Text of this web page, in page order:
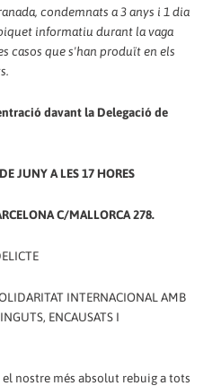
condemnats a 3 anys i 1 dia
informatiu durant la vaga
casos que s'han produït en els
davant la Delegació de
JUNY A LES 17 HORES
C/MALLORCA 278.
INTERNACIONAL AMB
ENCAUSATS I
el nostre més absolut rebuig a tots